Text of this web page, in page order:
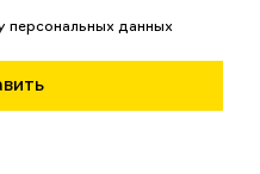
персональных данных